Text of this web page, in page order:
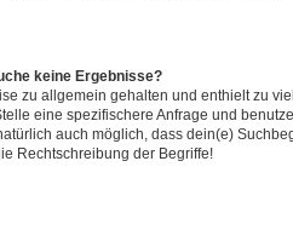
keine Ergebnisse?
zu allgemein gehalten und enthielt zu
eine spezifischere Anfrage und
auch möglich, dass dein(e)
Rechtschreibung der Begriffe!